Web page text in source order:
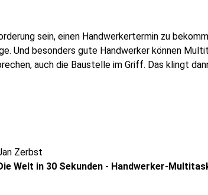
sein, einen Handwerkertermin zu
Und besonders gute Handwerker können
auch die Baustelle im Griff. Das klingt
Zerbst
Welt in 30 Sekunden - Handwerker-